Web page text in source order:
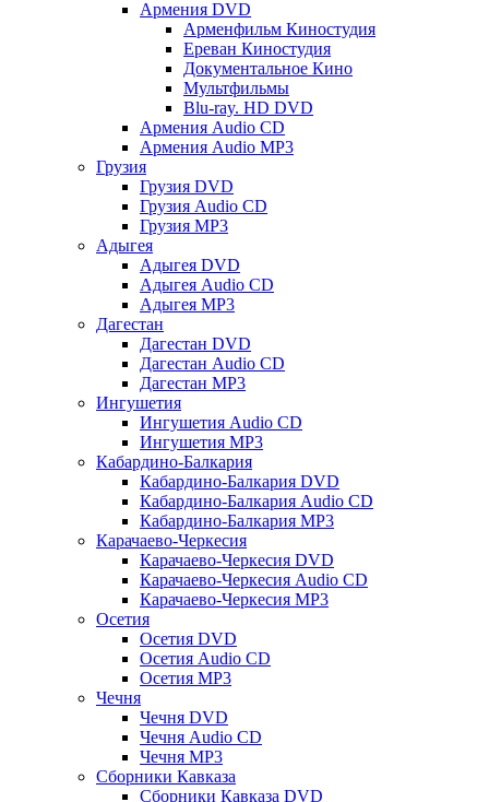
Армения DVD
Арменфильм Киностудия
Ереван Киностудия
Документальное Кино
Мультфильмы
Blu-ray. HD DVD
Армения Audio CD
Армения Audio MP3
Грузия
Грузия DVD
Грузия Audio CD
Грузия MP3
Адыгея
Адыгея DVD
Адыгея Audio CD
Адыгея MP3
Дагестан
Дагестан DVD
Дагестан Audio CD
Дагестан MP3
Ингушетия
Ингушетия Audio CD
Ингушетия MP3
Кабардино-Балкария
Кабардино-Балкария DVD
Кабардино-Балкария Audio CD
Кабардино-Балкария MP3
Карачаево-Черкесия
Карачаево-Черкесия DVD
Карачаево-Черкесия Audio CD
Карачаево-Черкесия MP3
Осетия
Осетия DVD
Осетия Audio CD
Осетия MP3
Чечня
Чечня DVD
Чечня Audio CD
Чечня MP3
Сборники Кавказа
Сборники Кавказа DVD